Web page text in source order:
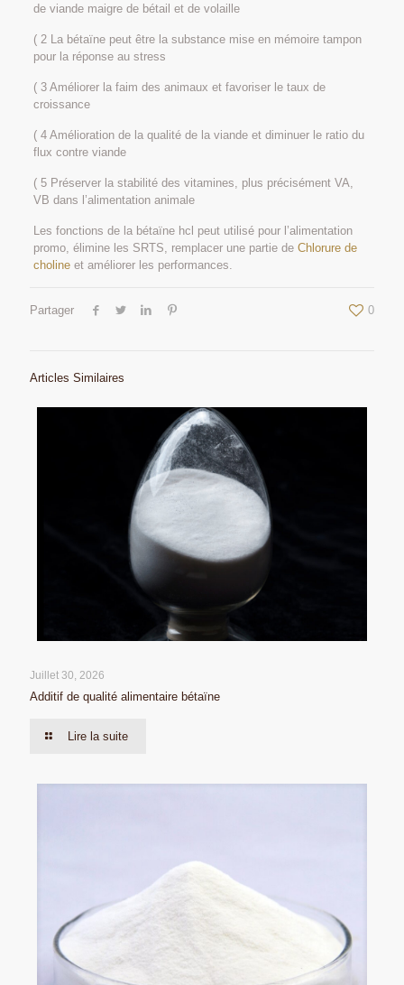
de viande maigre de bétail et de volaille
( 2 La bétaïne peut être la substance mise en mémoire tampon
pour la réponse au stress
( 3 Améliorer la faim des animaux et favoriser le taux de
croissance
( 4 Amélioration de la qualité de la viande et diminuer le ratio du
flux contre viande
( 5 Préserver la stabilité des vitamines, plus précisément VA,
VB dans l’alimentation animale
Les fonctions de la bétaïne hcl peut utilisé pour l’alimentation
promo, élimine les SRTS, remplacer une partie de Chlorure de
cholineet améliorer les performances.
Partager 0
Articles Similaires
Juillet 30, 2026
Additif de qualité alimentaire bétaïne
Lire la suite